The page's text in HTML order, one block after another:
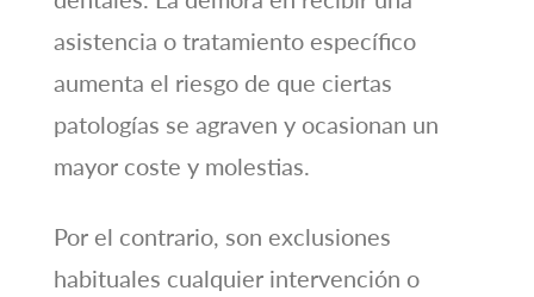
asistencia o tratamiento específico
aumenta el riesgo de que ciertas
patologías se agraven y ocasionan un
mayor coste y molestias.
Por el contrario, son exclusiones
habituales cualquier intervención o